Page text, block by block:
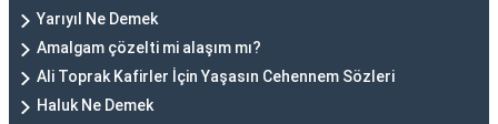
Yarıyıl Ne Demek
Amalgam çözelti mi alaşım mı?
Ali Toprak Kafirler İçin Yaşasın Cehennem Sözleri
Haluk Ne Demek